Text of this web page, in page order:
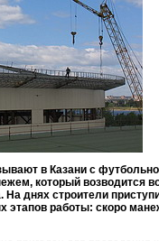
в Казани с
который возводится
На днях строители
этапов работы: скоро